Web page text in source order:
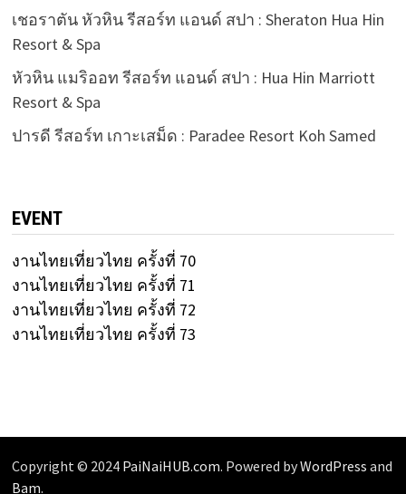
เชอราตัน หัวหิน รีสอร์ท แอนด์ สปา : Sheraton Hua Hin
Resort & Spa
หัวหิน แมริออท รีสอร์ท แอนด์ สปา : Hua Hin Marriott
Resort & Spa
ปารดี รีสอร์ท เกาะเสม็ด : Paradee Resort Koh Samed
EVENT
งานไทยเที่ยวไทย ครั้งที่ 70
งานไทยเที่ยวไทย ครั้งที่ 71
งานไทยเที่ยวไทย ครั้งที่ 72
งานไทยเที่ยวไทย ครั้งที่ 73
Copyright © 2024 PaiNaiHUB.com. Powered byWordPress and
Bam.